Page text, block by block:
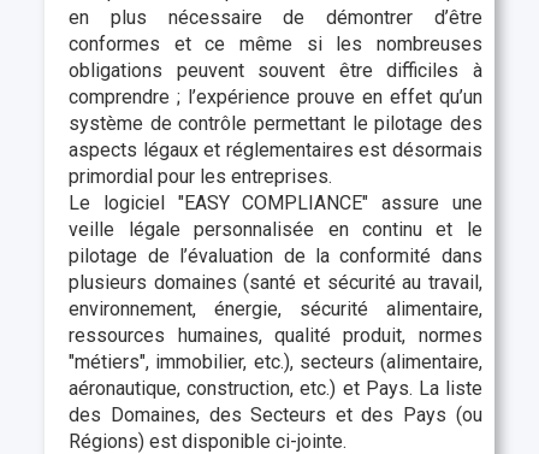
en plus nécessaire de démontrer d’être
conformes et ce même si les nombreuses
obligations peuvent souvent être difficiles à
comprendre ; l’expérience prouve en effet qu’un
système de contrôle permettant le pilotage des
aspects légaux et réglementaires est désormais
primordial pour les entreprises.
Le logiciel "EASY COMPLIANCE" assure une
veille légale personnalisée en continu et le
pilotage de l’évaluation de la conformité dans
plusieurs domaines (santé et sécurité au travail,
environnement, énergie, sécurité alimentaire,
ressources humaines, qualité produit, normes
"métiers", immobilier, etc.), secteurs (alimentaire,
aéronautique, construction, etc.) et Pays. La liste
des Domaines, des Secteurs et des Pays (ou
Régions) est disponible ci-jointe.